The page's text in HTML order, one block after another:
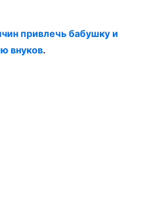
привлечь бабушку и
внуков.